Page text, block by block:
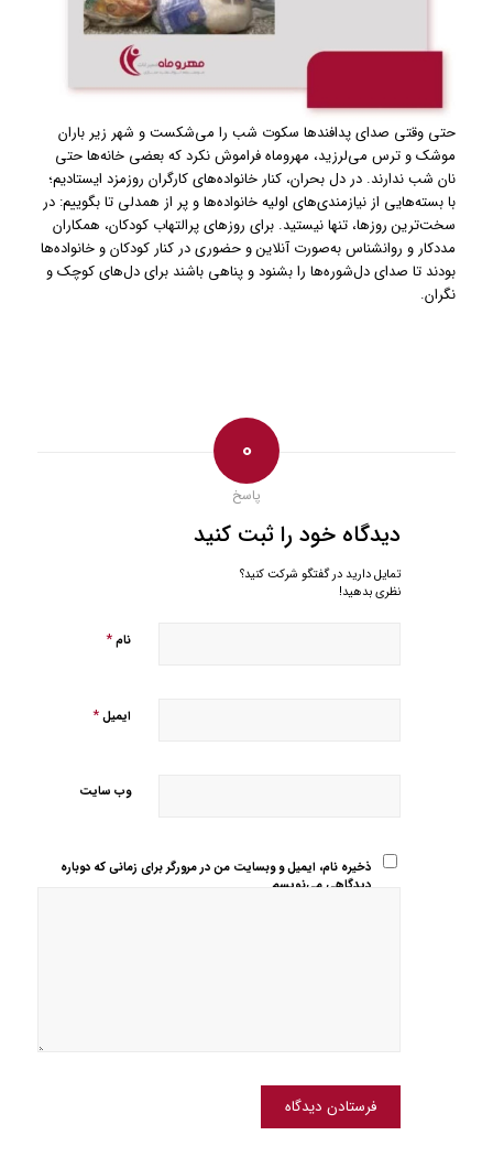
حتی وقتی صدای پدافندها سکوت شب را می‌شکست و شهر زیر باران
موشک و ترس می‌لرزید، مهروماه فراموش نکرد که بعضی خانه‌ها حتی
نان شب ندارند. در دل بحران، کنار خانواده‌های کارگران روزمزد ایستادیم؛
با بسته‌هایی از نیازمندی‌های اولیه خانواده‌ها و پر از همدلی تا بگوییم: در
سخت‌ترین روزها، تنها نیستید. برای روزهای پرالتهاب کودکان، همکاران
مددکار و روانشناس به‌صورت آنلاین و حضوری در کنار کودکان و خانواده‌ها
بودند تا صدای دل‌شوره‌ها را بشنود و پناهی باشند برای دل‌های کوچک و
نگران.
0
پاسخ
دیدگاه خود را ثبت کنید
تمایل دارید در گفتگو شرکت کنید؟
نظری بدهید!
نام*
ایمیل*
وب‌ سایت
ذخیره نام، ایمیل و وبسایت من در مرورگر برای زمانی که دوباره
دیدگاهی می‌نویسم.